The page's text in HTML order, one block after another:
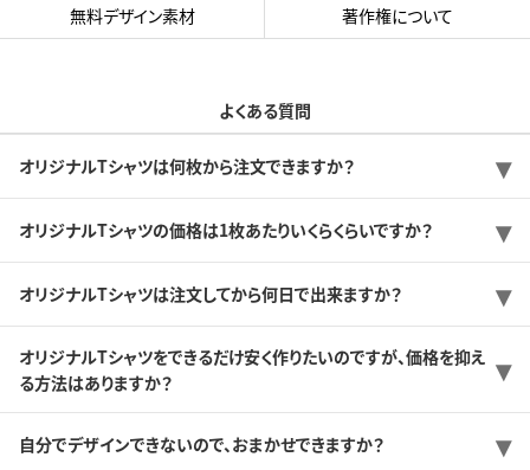
無料デザイン素材
著作権について
よくある質問
オリジナルTシャツは何枚から注文できますか？
オリジナルTシャツの価格は1枚あたりいくらくらいですか？
オリジナルTシャツは注文してから何日で出来ますか？
オリジナルTシャツをできるだけ安く作りたいのですが、価格を抑え
る方法はありますか？
自分でデザインできないので、おまかせできますか？